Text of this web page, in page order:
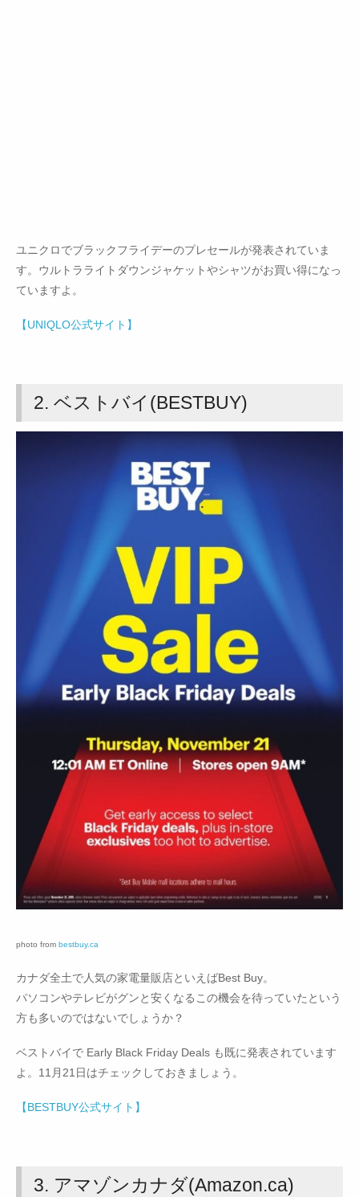
ユニクロでブラックフライデーのプレセールが発表されていま
す。ウルトラライトダウンジャケットやシャツがお買い得になっ
ていますよ。
【UNIQLO公式サイト】
2. ベストバイ(BESTBUY)
photo from bestbuy.ca
カナダ全土で人気の家電量販店といえばBest Buy。
パソコンやテレビがグンと安くなるこの機会を待っていたという
方も多いのではないでしょうか？
ベストバイで Early Black Friday Deals も既に発表されています
よ。11月21日はチェックしておきましょう。
【BESTBUY公式サイト】
3. アマゾンカナダ(Amazon.ca)